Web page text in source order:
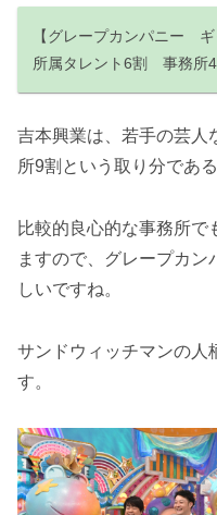
【グレープカンパニー ギ
所属タレント6割 事務所4
吉本興業は、若手の芸人
所9割という取り分であ
比較的良心的な事務所で
ますので、グレープカ
しいですね。
サンドウィッチマンの人
す。